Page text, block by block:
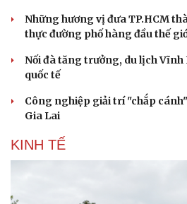
Những hương vị đưa TP.HCM
thực đường phố hàng đầu thế
Nối đà tăng trưởng, du lịch Vĩnh
quốc tế
Công nghiệp giải trí "chắp
Gia Lai
KINH TẾ